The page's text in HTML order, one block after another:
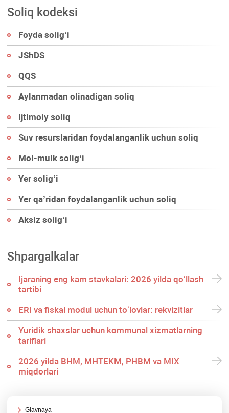
Soliq kodeksi
Foyda soligʻi
JShDS
QQS
Aylanmadan olinadigan soliq
Ijtimoiy soliq
Suv resurslaridan foydalanganlik uchun soliq
Mol-mulk soligʻi
Yer soligʻi
Yer qa’ridan foydalanganlik uchun soliq
Aksiz soligʻi
Shpargalkalar
Ijaraning eng kam stavkalari: 2026 yilda qoʻllash
tartibi
ERI va fiskal modul uchun toʻlovlar: rekvizitlar
Yuridik shaхslar uchun kommunal хizmatlarning
tariflari
2026 yilda BHM, MHTEKM, PHBM va MIX
miqdorlari
Glavnaya